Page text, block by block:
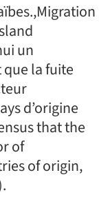
un
la fuite
d’origine
that the
of
of origin,